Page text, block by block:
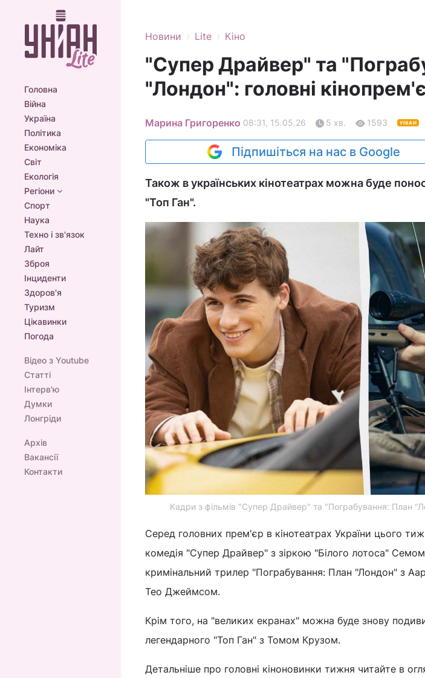
Головна
Війна
Україна
Політика
Економіка
Світ
Екологія
Регіони
Спорт
Наука
Техно і зв'язок
Лайт
Зброя
Інциденти
Здоров'я
Туризм
Цікавинки
Погода
Відео з Youtube
Статті
Інтерв'ю
Думки
Лонгріди
Архів
Вакансії
Контакти
Новини › Lite › Кіно
"Супер Драйвер" та
"Лондон": головні
Марина Григоренко 08:31, 15.05.26 5 хв. 1593 УНІАН
Підпишіться на нас в Google
Також в українських кінотеатрах можна буде
"Топ Ган".
Кадри з фільмів "Супер Драйвер" та "Пограбування: План
Серед головних прем'єр в кінотеатрах України цього
комедія "Супер Драйвер" з зіркою "Білого лотоса"
кримінальний трилер "Пограбування: План "Лондон" з
Тео Джеймсом.
Крім того, на "великих екранах" можна буде знову
легендарного "Топ Ган" з Томом Крузом.
Детальніше про головні кіноновинки тижня читайте в